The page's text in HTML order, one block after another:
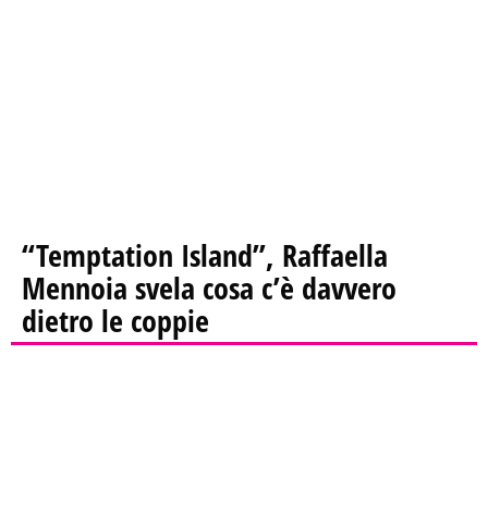
“Temptation Island”, Raffaella
Mennoia svela cosa c’è davvero
dietro le coppie